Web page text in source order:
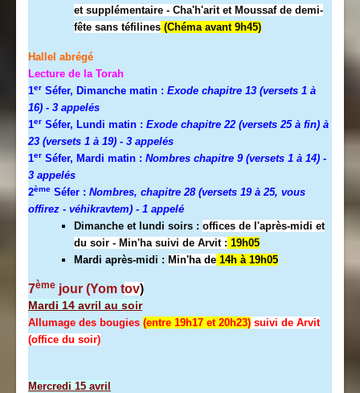
et supplémentaire - Cha'h'arit et Moussaf de demi-
fête sans téfilines (Chéma avant 9h45)
Hallel abrégé
Lecture de la Torah
1er Séfer, Dimanche matin : Exode chapitre 13 (versets 1 à
16) - 3 appelés
1er Séfer, Lundi matin : Exode chapitre 22 (versets 25 à fin) à
23 (versets 1 à 19) - 3 appelés
1er Séfer, Mardi matin : Nombres chapitre 9 (versets 1 à 14) -
3 appelés
2ème Séfer : Nombres, chapitre 28 (versets 19 à 25, vous
offirez - véhikravtem) - 1 appelé
Dimanche et lundi soirs : offices de l'après-midi et
du soir - Min'ha suivi de Arvit : 19h05
Mardi après-midi : Min'ha de 14h à 19h05
7ème jour (Yom tov)
Mardi 14 avril au soir
Allumage des bougies (entre 19h17 et 20h23) suivi de Arvit
(office du soir)
Mercredi 15 avril